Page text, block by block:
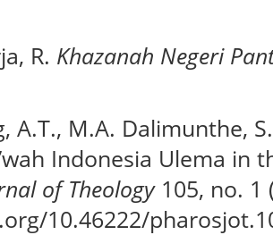
R. Khazanah Negeri
A.T., M.A. Dalimunthe,
Indonesia Ulema in
of Theology105, no. 1
10.46222/